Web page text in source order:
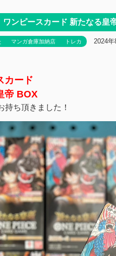
ワンピースカード 新たなる皇
マンガ倉庫加納店 トレカ 2024年
カード
帝 BOX
持ち頂きました！